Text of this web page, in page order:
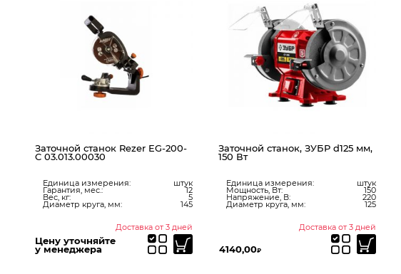
Заточной станок Rezer EG-200-
C 03.013.00030
Единица измерения: штук
Гарантия, мес.: 12
Вес, кг: 5
Диаметр круга, мм: 145
Доставка от 3 дней
Цену уточняйте
у менеджера
Заточной станок, ЗУБР d125 мм,
150 Вт
Единица измерения: штук
Мощность, Вт: 150
Напряжение, В: 220
Диаметр круга, мм: 125
Доставка от 3 дней
4140,00₽